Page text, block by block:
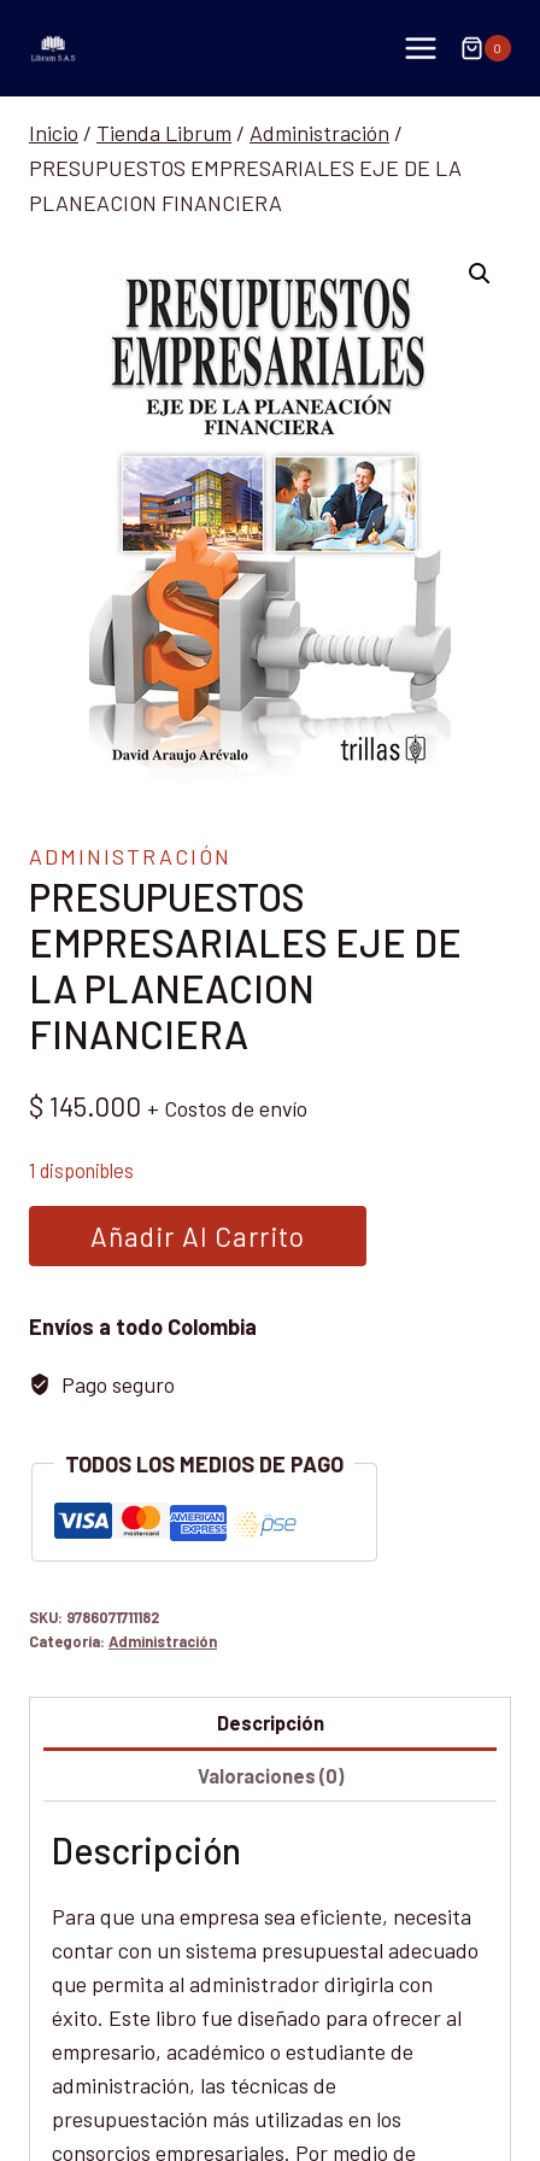
0
Inicio / Tienda Librum / Administración /
PRESUPUESTOS EMPRESARIALES EJE DE LA
PLANEACION FINANCIERA
ADMINISTRACIÓN
PRESUPUESTOS
EMPRESARIALES EJE DE
LA PLANEACION
FINANCIERA
$ 145.000 + Costos de envío
1 disponibles
PRESUPUESTOS
EMPRESARIALES
DE
PLANEACION
cantidad
Añadir Al Carrito
Envíos a todo Colombia
Pago seguro
TODOS LOS MEDIOS DE PAGO
SKU: 9786071711182
Categoría: Administración
Descripción
Valoraciones (0)
Descripción
Para que una empresa sea eficiente, necesita
contar con un sistema presupuestal adecuado
que permita al administrador dirigirla con
éxito. Este libro fue diseñado para ofrecer al
empresario, académico o estudiante de
administración, las técnicas de
presupuestación más utilizadas en los
consorcios empresariales. Por medio de